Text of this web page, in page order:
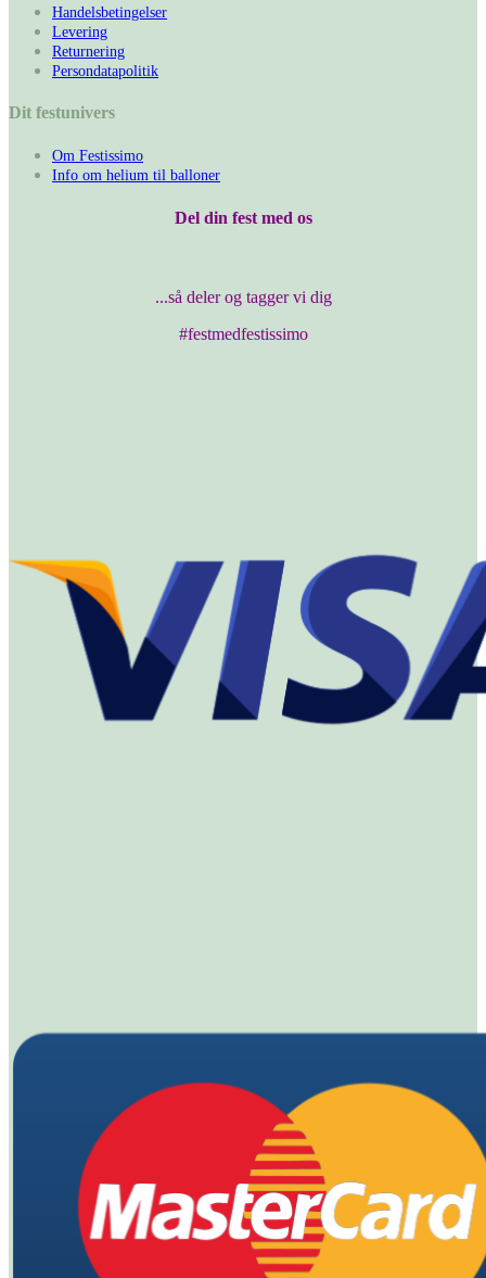
Handelsbetingelser
Levering
Returnering
Persondatapolitik
Dit festunivers
Om Festissimo
Info om helium til balloner
Del din fest med os
...så deler og tagger vi dig
#festmedfestissimo